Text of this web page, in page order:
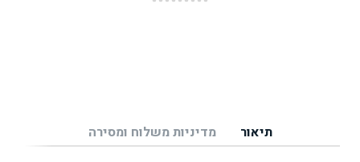
תיאור מדיניות משלוח ומסירה